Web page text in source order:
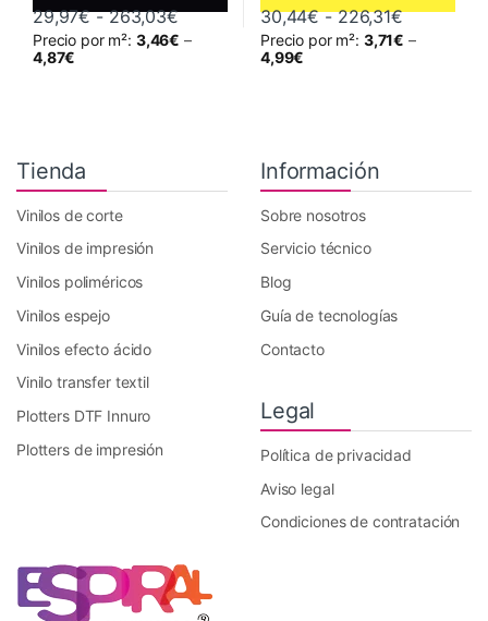
29,97€ - 263,03€Rango de precios: desde 29,97€
Precio por m²: 3,46€ –
4,87€
Este producto tiene múltiples variantes. Las opciones se
30,44€ - 226,31€Rango de
Precio por m²: 3,71€ –
4,99€
Este producto tiene múltiples
Tienda
Vinilos de corte
Vinilos de impresión
Vinilos poliméricos
Vinilos espejo
Vinilos efecto ácido
Vinilo transfer textil
Plotters DTF Innuro
Plotters de impresión
Información
Sobre nosotros
Servicio técnico
Blog
Guía de tecnologías
Contacto
Legal
Política de privacidad
Aviso legal
Condiciones de contratación